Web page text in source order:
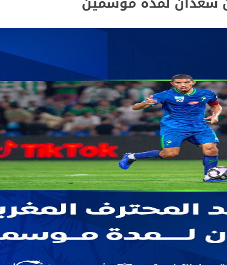
الموارد البشرية والتنمية الاجتماعية
الهيئة السعودية للمياه
الأندية الصيفية